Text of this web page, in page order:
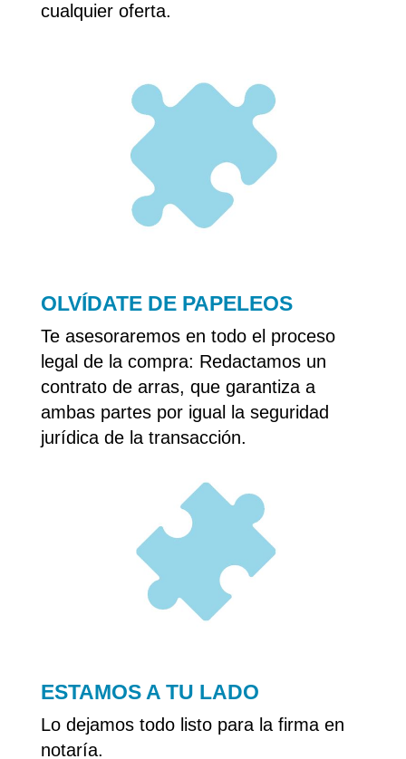
cualquier oferta.
OLVÍDATE DE PAPELEOS
Te asesoraremos en todo el proceso
legal de la compra: Redactamos un
contrato de arras, que garantiza a
ambas partes por igual la seguridad
jurídica de la transacción.
ESTAMOS A TU LADO
Lo dejamos todo listo para la firma en
notaría.